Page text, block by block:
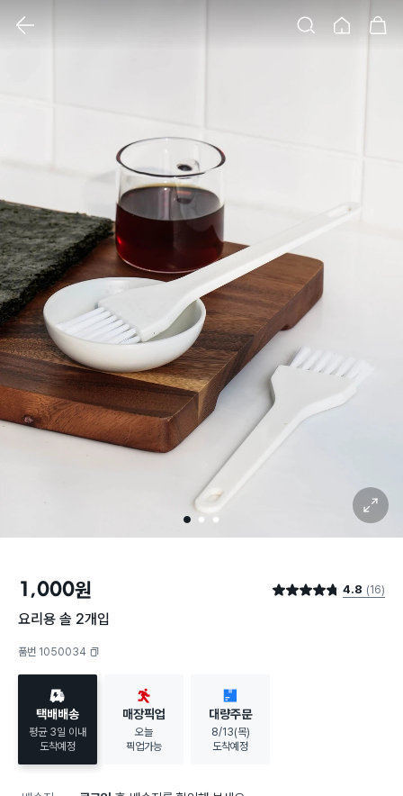
1 2 3
확대 보기
1,000원 별점 4.8점 4.8 (16)
요리용 솔 2개입
품번 1050034
택배배송
평균 3일 이내
도착예정
매장픽업
오늘
픽업가능
대량주문
8/13(목)
도착예정